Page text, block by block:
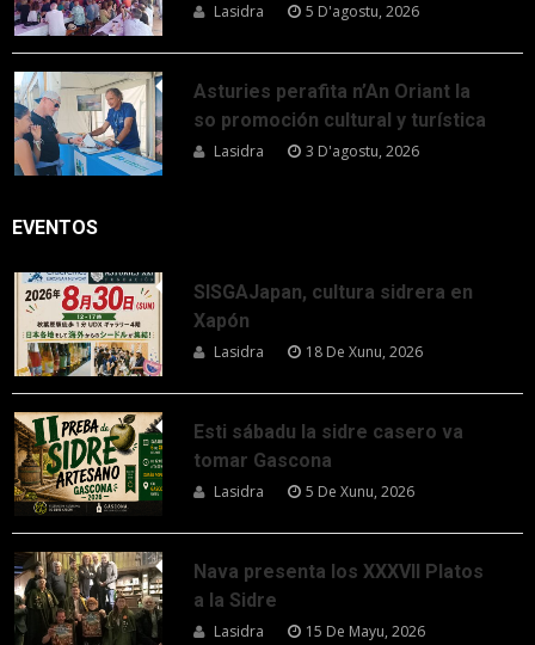
Lasidra 5 D'agostu, 2026
Asturies perafita n’An Oriant la
so promoción cultural y turística
Lasidra 3 D'agostu, 2026
EVENTOS
SISGAJapan, cultura sidrera en
Xapón
Lasidra 18 De Xunu, 2026
Esti sábadu la sidre casero va
tomar Gascona
Lasidra 5 De Xunu, 2026
Nava presenta los XXXVII Platos
a la Sidre
Lasidra 15 De Mayu, 2026